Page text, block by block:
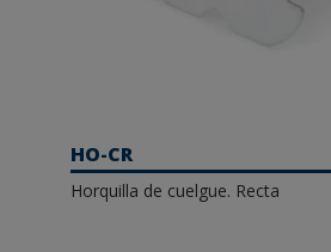
HO-CR
Horquilla de cuelgue. Recta